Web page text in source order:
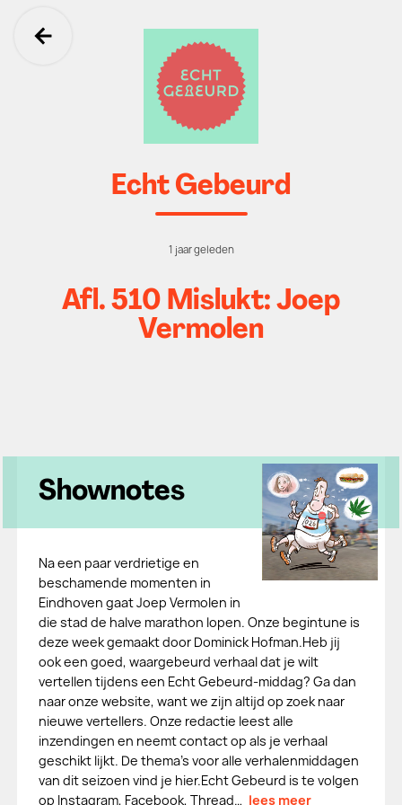
Ga terug
Echt Gebeurd
1 jaar geleden
Afl. 510 Mislukt: Joep
Vermolen
Shownotes
Na een paar verdrietige en
beschamende momenten in
Eindhoven gaat Joep Vermolen in
die stad de halve marathon lopen. Onze begintune is
deze week gemaakt door Dominick Hofman.Heb jij
ook een goed, waargebeurd verhaal dat je wilt
vertellen tijdens een Echt Gebeurd-middag? Ga dan
naar onze website, want we zijn altijd op zoek naar
nieuwe vertellers. Onze redactie leest alle
inzendingen en neemt contact op als je verhaal
geschikt lijkt. De thema's voor alle verhalenmiddagen
van dit seizoen vind je hier.Echt Gebeurd is te volgen
op Instagram, Facebook, Thread… lees meer